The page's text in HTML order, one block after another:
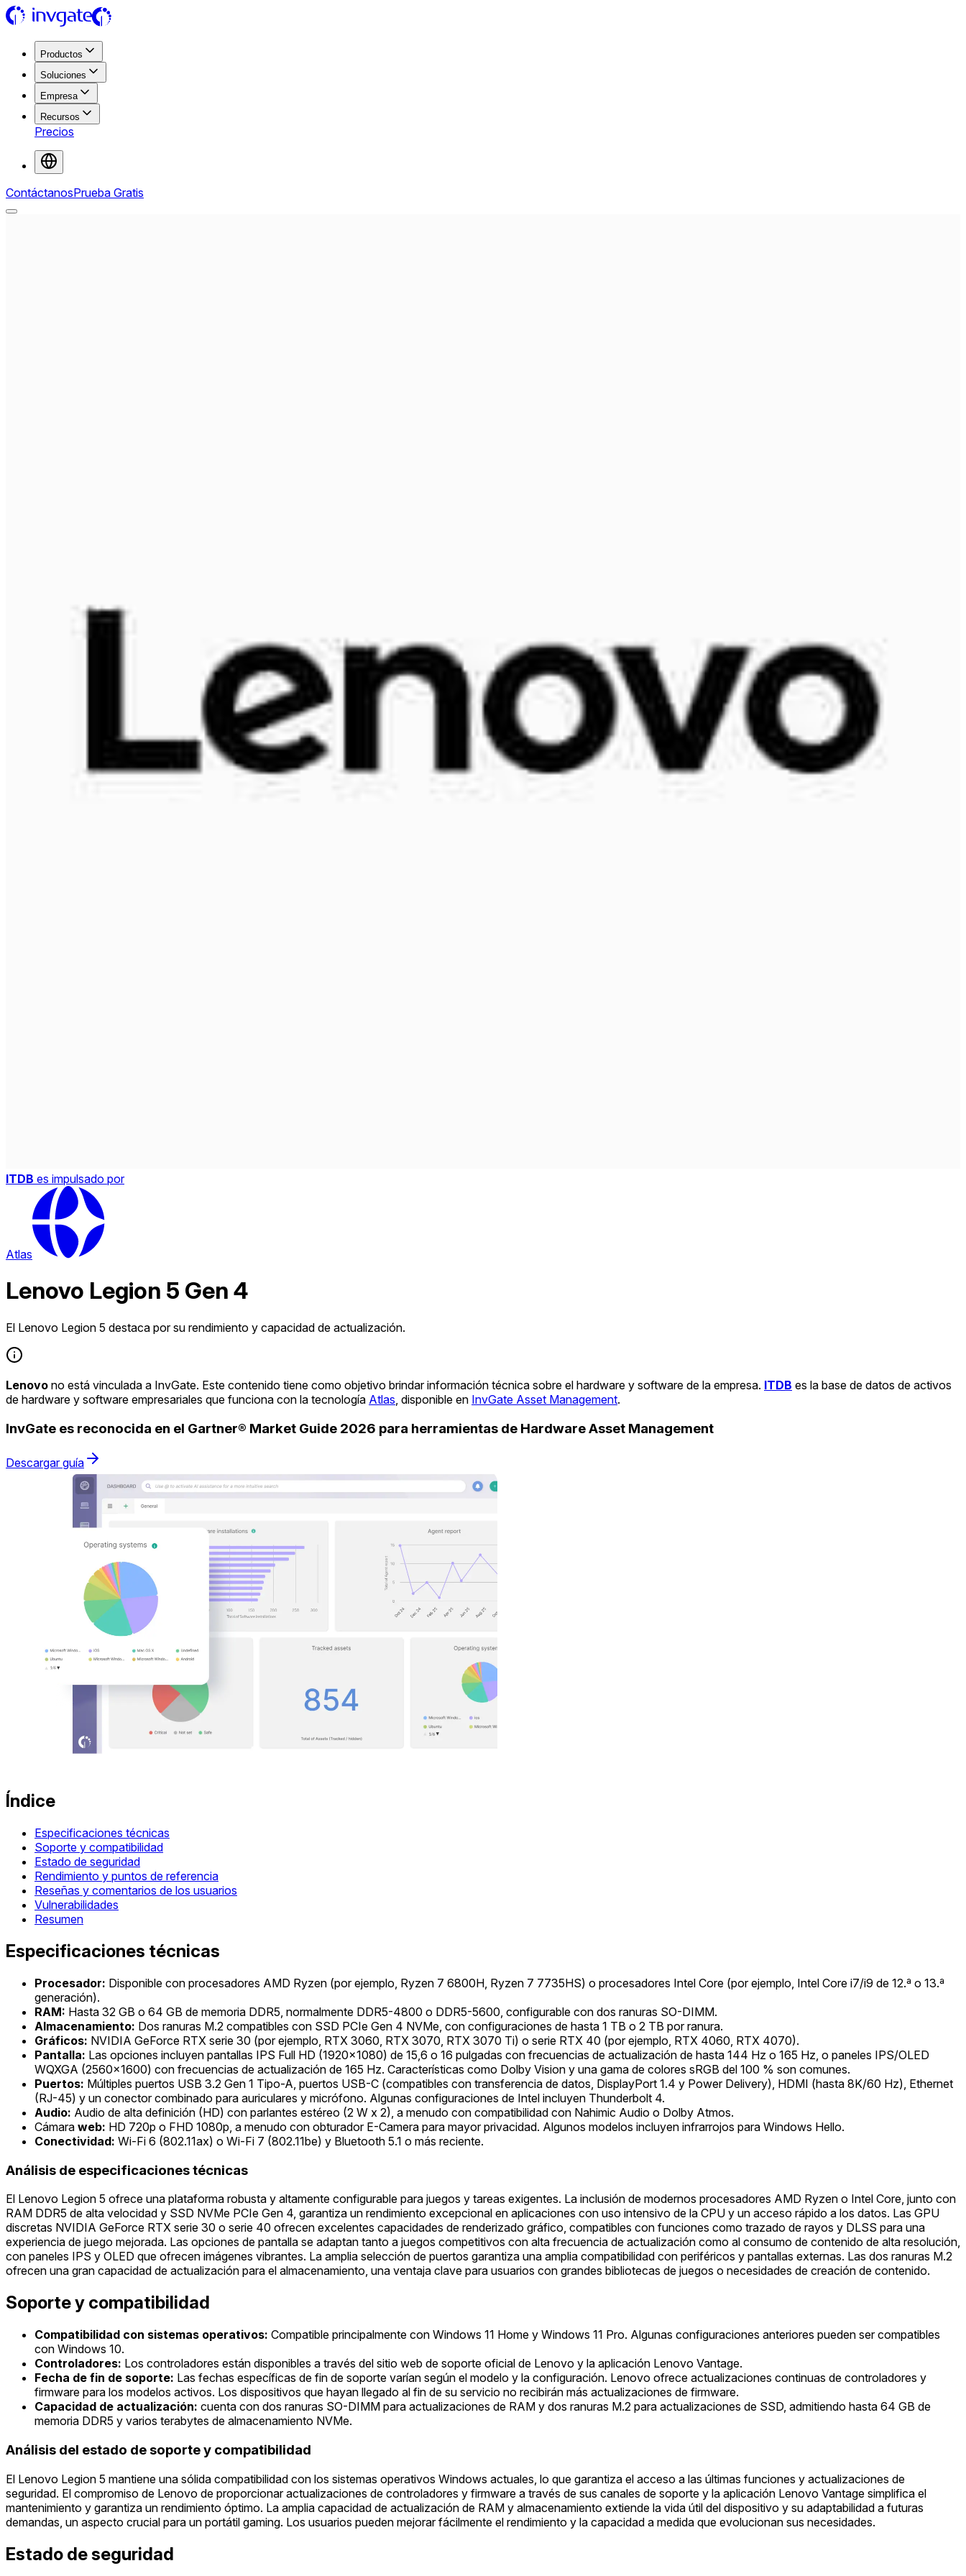
Productos
Soluciones
Empresa
Recursos
Precios
ContáctanosPrueba Gratis
ITDB es impulsado por
Atlas
Lenovo Legion 5 Gen 4
El Lenovo Legion 5 destaca por su rendimiento y capacidad de actualización.
Lenovo no está vinculada a InvGate. Este contenido tiene como objetivo brindar información técnica sobre el hardware y software de la empresa. ITDB es la base de datos de activos
de hardware y software empresariales que funciona con la tecnología Atlas , disponible en InvGate Asset Management.
InvGate es reconocida en el Gartner® Market Guide 2026 para herramientas de Hardware Asset Management
Descargar guía
Índice
Especificaciones técnicas
Soporte y compatibilidad
Estado de seguridad
Rendimiento y puntos de referencia
Reseñas y comentarios de los usuarios
Vulnerabilidades
Resumen
Especificaciones técnicas
Procesador: Disponible con procesadores AMD Ryzen (por ejemplo, Ryzen 7 6800H, Ryzen 7 7735HS) o procesadores Intel Core (por ejemplo, Intel Core i7/i9 de 12.ª o 13.ª
generación).
RAM: Hasta 32 GB o 64 GB de memoria DDR5, normalmente DDR5-4800 o DDR5-5600, configurable con dos ranuras SO-DIMM.
Almacenamiento: Dos ranuras M.2 compatibles con SSD PCIe Gen 4 NVMe, con configuraciones de hasta 1 TB o 2 TB por ranura.
Gráficos: NVIDIA GeForce RTX serie 30 (por ejemplo, RTX 3060, RTX 3070, RTX 3070 Ti) o serie RTX 40 (por ejemplo, RTX 4060, RTX 4070).
Pantalla: Las opciones incluyen pantallas IPS Full HD (1920x1080) de 15,6 o 16 pulgadas con frecuencias de actualización de hasta 144 Hz o 165 Hz, o paneles IPS/OLED
WQXGA (2560x1600) con frecuencias de actualización de 165 Hz. Características como Dolby Vision y una gama de colores sRGB del 100 % son comunes.
Puertos: Múltiples puertos USB 3.2 Gen 1 Tipo-A, puertos USB-C (compatibles con transferencia de datos, DisplayPort 1.4 y Power Delivery), HDMI (hasta 8K/60 Hz), Ethernet
(RJ-45) y un conector combinado para auriculares y micrófono. Algunas configuraciones de Intel incluyen Thunderbolt 4.
Audio: Audio de alta definición (HD) con parlantes estéreo (2 W x 2), a menudo con compatibilidad con Nahimic Audio o Dolby Atmos.
Cámara web: HD 720p o FHD 1080p, a menudo con obturador E-Camera para mayor privacidad. Algunos modelos incluyen infrarrojos para Windows Hello.
Conectividad: Wi-Fi 6 (802.11ax) o Wi-Fi 7 (802.11be) y Bluetooth 5.1 o más reciente.
Análisis de especificaciones técnicas
El Lenovo Legion 5 ofrece una plataforma robusta y altamente configurable para juegos y tareas exigentes. La inclusión de modernos procesadores AMD Ryzen o Intel Core, junto con
RAM DDR5 de alta velocidad y SSD NVMe PCIe Gen 4, garantiza un rendimiento excepcional en aplicaciones con uso intensivo de la CPU y un acceso rápido a los datos. Las GPU
discretas NVIDIA GeForce RTX serie 30 o serie 40 ofrecen excelentes capacidades de renderizado gráfico, compatibles con funciones como trazado de rayos y DLSS para una
experiencia de juego mejorada. Las opciones de pantalla se adaptan tanto a juegos competitivos con alta frecuencia de actualización como al consumo de contenido de alta resolución,
con paneles IPS y OLED que ofrecen imágenes vibrantes. La amplia selección de puertos garantiza una amplia compatibilidad con periféricos y pantallas externas. Las dos ranuras M.2
ofrecen una gran capacidad de actualización para el almacenamiento, una ventaja clave para usuarios con grandes bibliotecas de juegos o necesidades de creación de contenido.
Soporte y compatibilidad
Compatibilidad con sistemas operativos: Compatible principalmente con Windows 11 Home y Windows 11 Pro. Algunas configuraciones anteriores pueden ser compatibles
con Windows 10.
Controladores: Los controladores están disponibles a través del sitio web de soporte oficial de Lenovo y la aplicación Lenovo Vantage.
Fecha de fin de soporte: Las fechas específicas de fin de soporte varían según el modelo y la configuración. Lenovo ofrece actualizaciones continuas de controladores y
firmware para los modelos activos. Los dispositivos que hayan llegado al fin de su servicio no recibirán más actualizaciones de firmware.
Capacidad de actualización: cuenta con dos ranuras SO-DIMM para actualizaciones de RAM y dos ranuras M.2 para actualizaciones de SSD, admitiendo hasta 64 GB de
memoria DDR5 y varios terabytes de almacenamiento NVMe.
Análisis del estado de soporte y compatibilidad
El Lenovo Legion 5 mantiene una sólida compatibilidad con los sistemas operativos Windows actuales, lo que garantiza el acceso a las últimas funciones y actualizaciones de
seguridad. El compromiso de Lenovo de proporcionar actualizaciones de controladores y firmware a través de sus canales de soporte y la aplicación Lenovo Vantage simplifica el
mantenimiento y garantiza un rendimiento óptimo. La amplia capacidad de actualización de RAM y almacenamiento extiende la vida útil del dispositivo y su adaptabilidad a futuras
demandas, un aspecto crucial para un portátil gaming. Los usuarios pueden mejorar fácilmente el rendimiento y la capacidad a medida que evolucionan sus necesidades.
Estado de seguridad